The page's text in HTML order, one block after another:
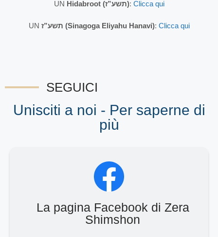
UN Hidabroot (תשע”ז): Clicca qui
UN תשע”ז (Sinagoga Eliyahu Hanavi): Clicca qui
SEGUICI
Unisciti a noi - Per saperne di
più
La pagina Facebook di Zera
Shimshon